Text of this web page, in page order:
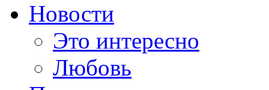
Новости
Это интересно
Любовь